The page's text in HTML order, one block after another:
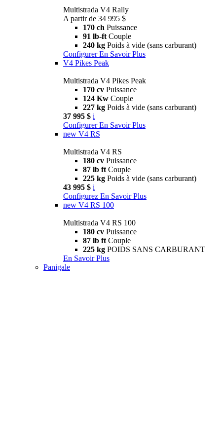
Multistrada V4 Rally
A partir de 34 995 $
170 ch Puissance
91 lb-ft Couple
240 kg Poids à vide (sans carburant)
Configurer En Savoir Plus
V4 Pikes Peak
Multistrada V4 Pikes Peak
170 cv Puissance
124 Kw Couple
227 kg Poids à vide (sans carburant)
37 995 $ i
Configurer En Savoir Plus
new V4 RS
Multistrada V4 RS
180 cv Puissance
87 lb ft Couple
225 kg Poids à vide (sans carburant)
43 995 $ i
Configurez En Savoir Plus
new V4 RS 100
Multistrada V4 RS 100
180 cv Puissance
87 lb ft Couple
225 kg POIDS SANS CARBURANT
En Savoir Plus
Panigale